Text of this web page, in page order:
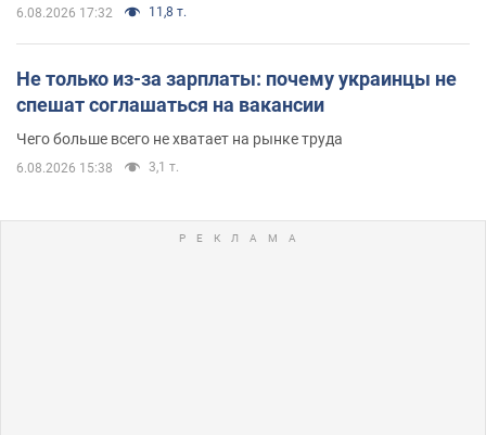
6.08.2026 17:32 11,8 т.
Не только из-за зарплаты: почему украинцы не
спешат соглашаться на вакансии
Чего больше всего не хватает на рынке труда
6.08.2026 15:38 3,1 т.